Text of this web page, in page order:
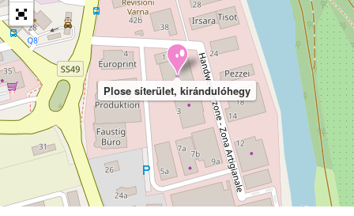
Plose síterület, kirándulóhegy